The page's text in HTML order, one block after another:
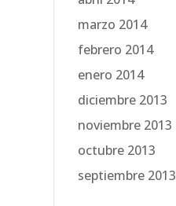
marzo 2014
febrero 2014
enero 2014
diciembre 2013
noviembre 2013
octubre 2013
septiembre 2013